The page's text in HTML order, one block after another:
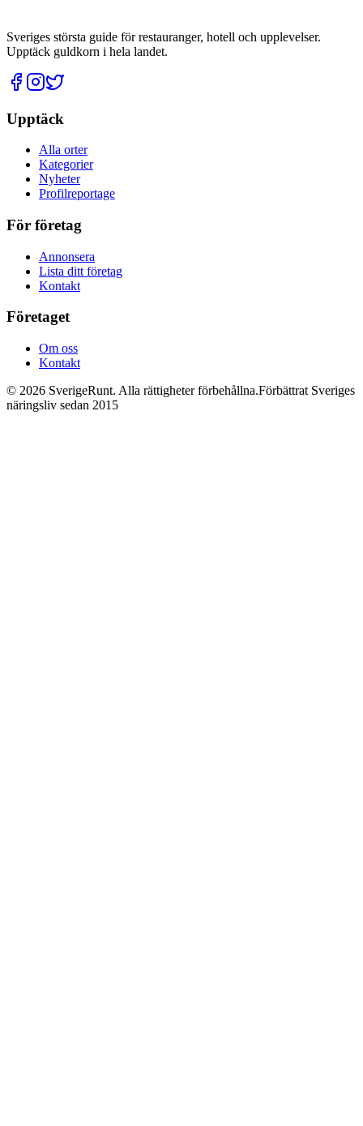
Sveriges största guide för restauranger, hotell och upplevelser.
Upptäck guldkorn i hela landet.
Upptäck
Alla orter
Kategorier
Nyheter
Profilreportage
För företag
Annonsera
Lista ditt företag
Kontakt
Företaget
Om oss
Kontakt
© 2026 SverigeRunt. Alla rättigheter förbehållna.Förbättrat Sveriges
näringsliv sedan 2015